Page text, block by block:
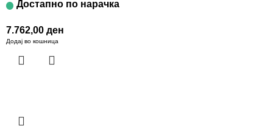
Достапно по нарачка
7.762,00 ден
Додај во кошница